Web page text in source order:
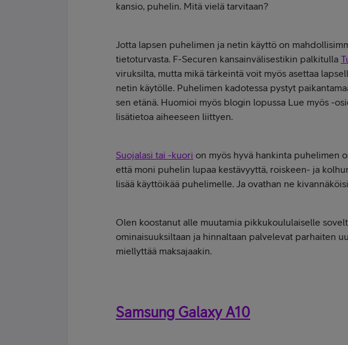
kansio, puhelin. Mitä vielä tarvitaan?
Jotta lapsen puhelimen ja netin käyttö on
tietoturvasta. F-Securen kansainvälisestikin palkitulla
viruksilta, mutta mikä tärkeintä voit myös asettaa
netin käytölle. Puhelimen kadotessa pystyt
sen etänä. Huomioi myös blogin lopussa Lue myös -
lisätietoa aiheeseen liittyen.
Suojalasi tai -kuori on myös hyvä hankinta puhelimen
että moni puhelin lupaa kestävyyttä, roiskeen- ja
lisää käyttöikää puhelimelle. Ja ovathan ne
Olen koostanut alle muutamia pikkukoululaiselle
ominaisuuksiltaan ja hinnaltaan palvelevat parhaiten
miellyttää maksajaakin.
Samsung Galaxy A10